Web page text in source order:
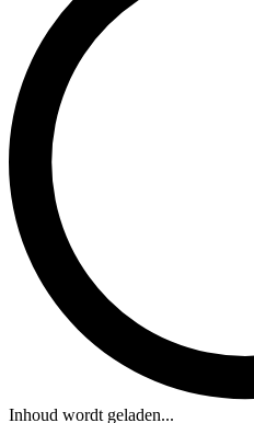
Inhoud wordt geladen...